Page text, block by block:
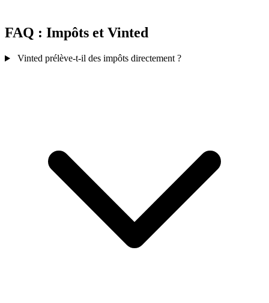
FAQ : Impôts et Vinted
Vinted prélève-t-il des impôts directement ?